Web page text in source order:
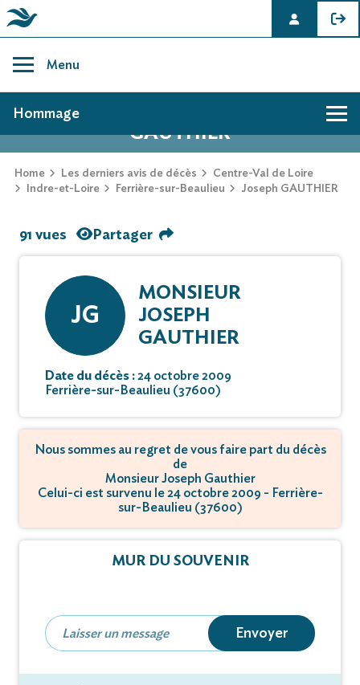
content
Menu
AVIS DE DÉCÈS DE JOSEPH
GAUTHIER
Home Les derniers avis de décès
Centre-Val de Loire
Indre-et-Loire
Ferrière-sur-Beaulieu Joseph GAUTHIER
Hommage
91 vues Partager
JG
MONSIEUR
JOSEPH
GAUTHIER
Date du décès :24 octobre 2009
Ferrière-sur-Beaulieu (37600)
Nous sommes au regret de vous faire part du décès
de
Monsieur Joseph Gauthier
Celui-ci est survenu le 24 octobre 2009 - Ferrière-
sur-Beaulieu (37600)
MUR DU SOUVENIR
Envoyer